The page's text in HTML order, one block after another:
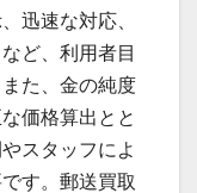
迅速な対応、
ど、利用者目
た、金の純度
価格算出とと
スタッフによ
す。郵送買取